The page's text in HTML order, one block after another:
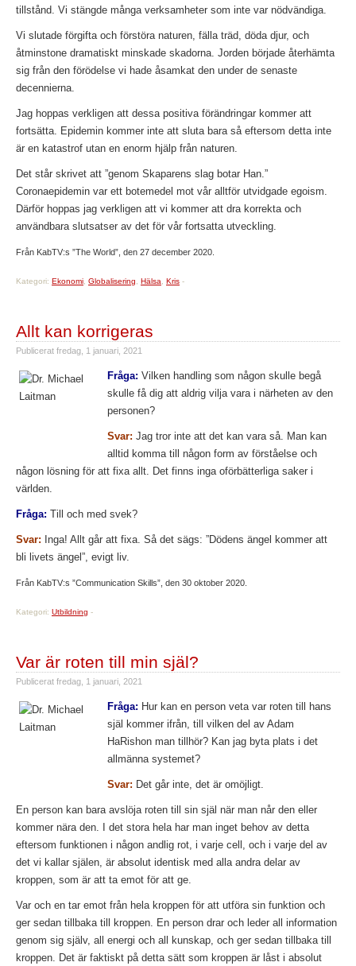
tillstånd. Vi stängde många verksamheter som inte var nödvändiga.
Vi slutade förgifta och förstöra naturen, fälla träd, döda djur, och
åtminstone dramatiskt minskade skadorna. Jorden började återhämta
sig från den förödelse vi hade åsamkat den under de senaste
decennierna.
Jag hoppas verkligen att dessa positiva förändringar kommer att
fortsätta. Epidemin kommer inte att sluta bara så eftersom detta inte
är en katastrof utan en enorm hjälp från naturen.
Det står skrivet att ”genom Skaparens slag botar Han.”
Coronaepidemin var ett botemedel mot vår alltför utvidgade egoism.
Därför hoppas jag verkligen att vi kommer att dra korrekta och
användbara slutsatser av det för vår fortsatta utveckling.
Från KabTV:s ”The World”, den 27 december 2020.
Kategori: Ekonomi, Globalisering, Hälsa, Kris -
Allt kan korrigeras
Publicerat fredag, 1 januari, 2021
Fråga: Vilken handling som någon skulle begå
skulle få dig att aldrig vilja vara i närheten av den
personen?
Svar: Jag tror inte att det kan vara så. Man kan
alltid komma till någon form av förståelse och
någon lösning för att fixa allt. Det finns inga oförbätterliga saker i
världen.
Fråga: Till och med svek?
Svar: Inga! Allt går att fixa. Så det sägs: ”Dödens ängel kommer att
bli livets ängel”, evigt liv.
Från KabTV:s ”Communication Skills”, den 30 oktober 2020.
Kategori: Utbildning -
Var är roten till min själ?
Publicerat fredag, 1 januari, 2021
Fråga: Hur kan en person veta var roten till hans
själ kommer ifrån, till vilken del av Adam
HaRishon man tillhör? Kan jag byta plats i det
allmänna systemet?
Svar: Det går inte, det är omöjligt.
En person kan bara avslöja roten till sin själ när man når den eller
kommer nära den. I det stora hela har man inget behov av detta
eftersom funktionen i någon andlig rot, i varje cell, och i varje del av
det vi kallar själen, är absolut identisk med alla andra delar av
kroppen, som är att ta emot för att ge.
Var och en tar emot från hela kroppen för att utföra sin funktion och
ger sedan tillbaka till kroppen. En person drar och leder all information
genom sig själv, all energi och all kunskap, och ger sedan tillbaka till
kroppen. Det är faktiskt på detta sätt som kroppen är låst i absolut